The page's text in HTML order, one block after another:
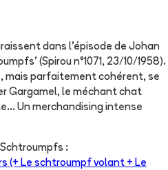
dans l'épisode de Johan
(Spirou n°1071, 23/10/1958).
mais parfaitement cohérent, se
Gargamel, le méchant chat
Un merchandising intense
:
(+ Le schtroumpf volant + Le